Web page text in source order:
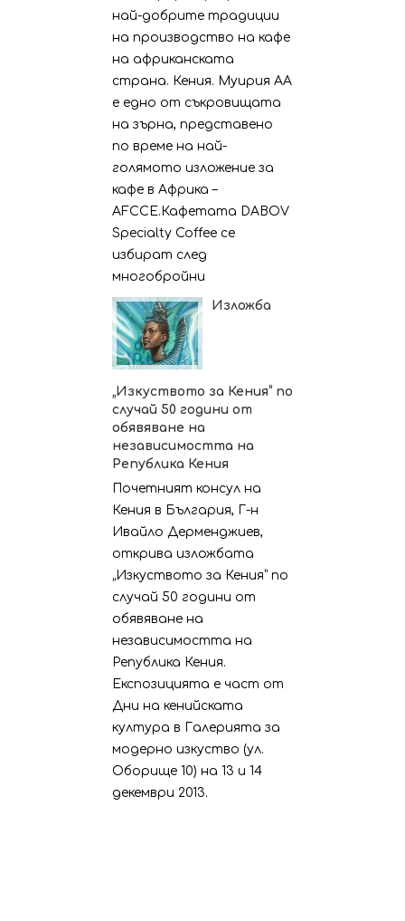
най-добрите традиции
на производство на кафе
на африканската
страна. Кения. Муирия АА
е едно от съкровищата
на зърна, представено
по време на най-
голямото изложение за
кафе в Африка –
AFCCE.Кафетата DABOV
Specialty Coffee се
избират след
многобройни
Изложба
„Изкуството за Кения” по
случай 50 години от
обявяване на
независимостта на
Република Кения
Почетният консул на
Кения в България, Г-н
Ивайло Дерменджиев,
открива изложбата
„Изкуството за Кения” по
случай 50 години от
обявяване на
независимостта на
Република Кения.
Експозицията е част от
Дни на кенийската
култура в Галерията за
модерно изкуство (ул.
Оборище 10) на 13 и 14
декември 2013.